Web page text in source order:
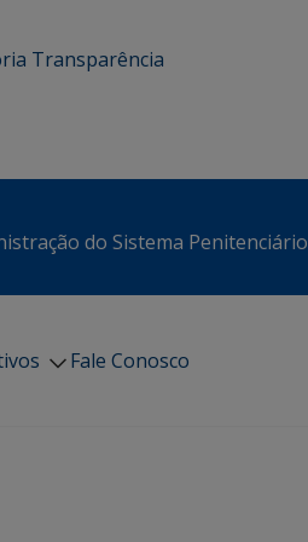
Transparência
do Sistema Penitenciário
Fale Conosco